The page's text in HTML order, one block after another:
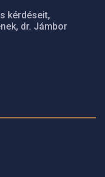
kérdéseit,
dr. Jámbor